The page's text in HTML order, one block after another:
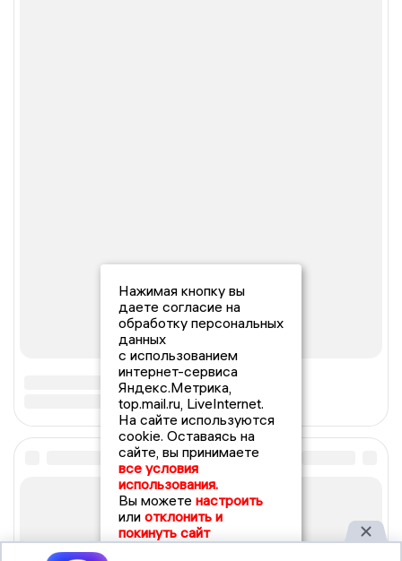
Нажимая кнопку вы
даете согласие на
обработку персональных
данных
с использованием
интернет-сервиса
Яндекс.Метрика,
top.mail.ru, LiveInternet.
На сайте используются
cookie. Оставаясь на
сайте, вы принимаете
все условия
использования.
Вы можете настроить
или отклонить и
покинуть сайт